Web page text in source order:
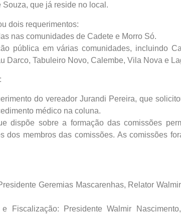
que já reside no local.
dois requerimentos:
nas comunidades de Cadete e Morro Só.
pública em várias comunidades, incluindo
Darco, Tabuleiro Novo, Calembe, Vila Nova e
do vereador Jurandi Pereira, que
médico na coluna.
dispõe sobre a formação das comissões
dos membros das comissões. As comissões
Geremias Mascarenhas, Relator
Fiscalização: Presidente Walmir